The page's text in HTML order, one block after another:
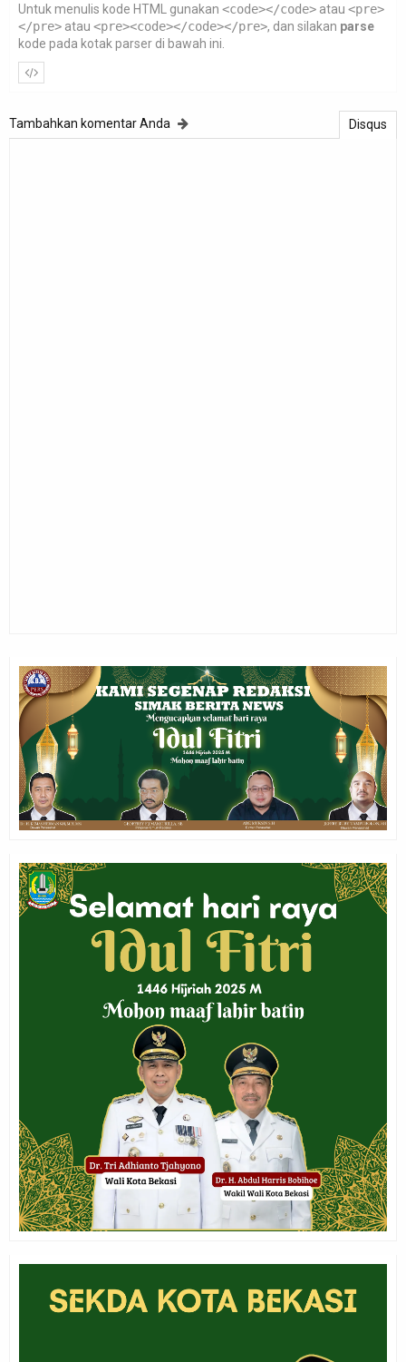
Untuk menulis kode HTML gunakan <code></code> atau <pre>
</pre> atau <pre><code></code></pre>, dan silakan parse
kode pada kotak parser di bawah ini.
Disqus
Tambahkan komentar Anda